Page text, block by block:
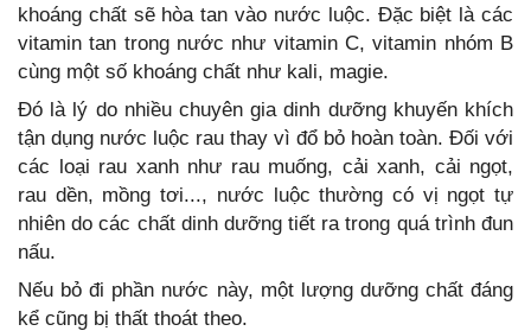
khoáng chất sẽ hòa tan vào nước luộc. Đặc biệt là các
vitamin tan trong nước như vitamin C, vitamin nhóm B
cùng một số khoáng chất như kali, magie.
Đó là lý do nhiều chuyên gia dinh dưỡng khuyến khích
tận dụng nước luộc rau thay vì đổ bỏ hoàn toàn. Đối với
các loại rau xanh như rau muống, cải xanh, cải ngọt,
rau dền, mồng tơi..., nước luộc thường có vị ngọt tự
nhiên do các chất dinh dưỡng tiết ra trong quá trình đun
nấu.
Nếu bỏ đi phần nước này, một lượng dưỡng chất đáng
kể cũng bị thất thoát theo.